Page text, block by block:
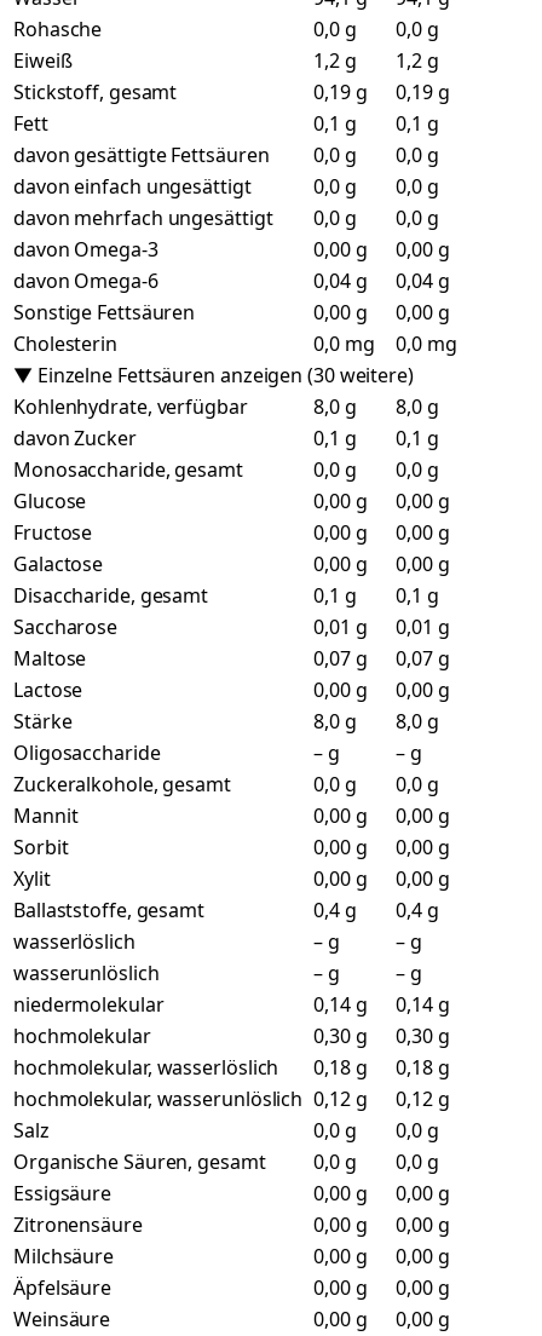
Rohasche
0,0 g
0,0 g
Eiweiß
1,2 g
1,2 g
Stickstoff, gesamt
0,19 g
0,19 g
Fett
0,1 g
0,1 g
davon gesättigte Fettsäuren
0,0 g
0,0 g
davon einfach ungesättigt
0,0 g
0,0 g
davon mehrfach ungesättigt
0,0 g
0,0 g
davon Omega-3
0,00 g
0,00 g
davon Omega-6
0,04 g
0,04 g
Sonstige Fettsäuren
0,00 g
0,00 g
Cholesterin
0,0 mg
0,0 mg
▼ Einzelne Fettsäuren anzeigen (30 weitere)
Kohlenhydrate, verfügbar
8,0 g
8,0 g
davon Zucker
0,1 g
0,1 g
Monosaccharide, gesamt
0,0 g
0,0 g
Glucose
0,00 g
0,00 g
Fructose
0,00 g
0,00 g
Galactose
0,00 g
0,00 g
Disaccharide, gesamt
0,1 g
0,1 g
Saccharose
0,01 g
0,01 g
Maltose
0,07 g
0,07 g
Lactose
0,00 g
0,00 g
Stärke
8,0 g
8,0 g
Oligosaccharide
– g
– g
Zuckeralkohole, gesamt
0,0 g
0,0 g
Mannit
0,00 g
0,00 g
Sorbit
0,00 g
0,00 g
Xylit
0,00 g
0,00 g
Ballaststoffe, gesamt
0,4 g
0,4 g
wasserlöslich
– g
– g
wasserunlöslich
– g
– g
niedermolekular
0,14 g
0,14 g
hochmolekular
0,30 g
0,30 g
hochmolekular, wasserlöslich
0,18 g
0,18 g
hochmolekular, wasserunlöslich 0,12 g
0,12 g
Salz
0,0 g
0,0 g
Organische Säuren, gesamt
0,0 g
0,0 g
Essigsäure
0,00 g
0,00 g
Zitronensäure
0,00 g
0,00 g
Milchsäure
0,00 g
0,00 g
Äpfelsäure
0,00 g
0,00 g
Weinsäure
0,00 g
0,00 g